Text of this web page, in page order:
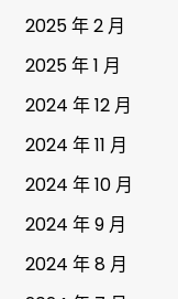
2025 年 2 月
2025 年 1 月
2024 年 12 月
2024 年 11 月
2024 年 10 月
2024 年 9 月
2024 年 8 月